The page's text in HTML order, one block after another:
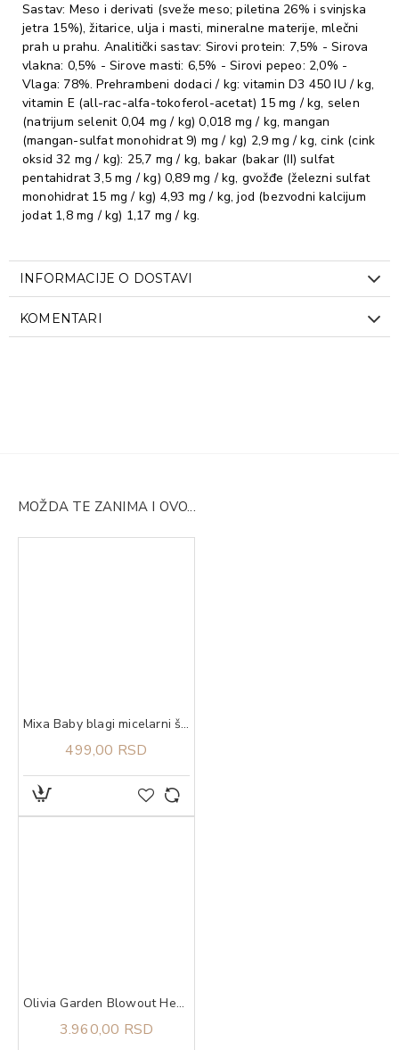
Sastav: Meso i derivati (sveže meso; piletina 26% i svinjska
jetra 15%), žitarice, ulja i masti, mineralne materije, mlečni
prah u prahu. Analitički sastav: Sirovi protein: 7,5% - Sirova
vlakna: 0,5% - Sirove masti: 6,5% - Sirovi pepeo: 2,0% -
Vlaga: 78%. Prehrambeni dodaci / kg: vitamin D3 450 IU / kg,
vitamin E (all-rac-alfa-tokoferol-acetat) 15 mg / kg, selen
(natrijum selenit 0,04 mg / kg) 0,018 mg / kg, mangan
(mangan-sulfat monohidrat 9) mg / kg) 2,9 mg / kg, cink (cink
oksid 32 mg / kg): 25,7 mg / kg, bakar (bakar (II) sulfat
pentahidrat 3,5 mg / kg) 0,89 mg / kg, gvožđe (železni sulfat
monohidrat 15 mg / kg) 4,93 mg / kg, jod (bezvodni kalcijum
jodat 1,8 mg / kg) 1,17 mg / kg.
INFORMACIJE O DOSTAVI
KOMENTARI
MOŽDA TE ZANIMA I OVO...
Mixa Baby blagi micelarni šampon 300 ml
499,00 RSD
Olivia Garden Blowout Heat Hylgard Bristles 45
3.960,00 RSD